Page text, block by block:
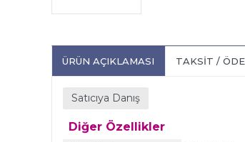
ÜRÜN AÇIKLAMASI TAKSIT /
Satıcıya Danış
Diğer Özellikler